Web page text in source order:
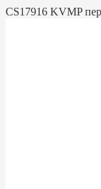
CS17916 KVMP